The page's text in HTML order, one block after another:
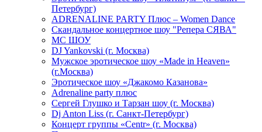
Петербург)
ADRENALINE PARTY Плюс – Women Dance
Скандальное концертное шоу "Репера СЯВА"
МС ШОУ
DJ Yankovski (г. Москва)
Мужское эротическое шоу «Made in Heaven»
(г.Москва)
Эротическое шоу «Джакомо Казанова»
Adrenaline party плюс
Сергей Глушко и Тарзан шоу (г. Москва)
Dj Anton Liss (г. Санкт-Петербург)
Концерт группы «Centr» (г. Москва)